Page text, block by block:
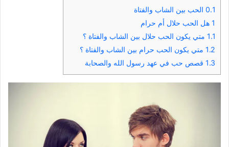
0.1 الحب بين الشاب والفتاة
1 هل الحب حلال أم حرام
1.1 متي يكون الحب حلال بين الشاب والفتاة ؟
1.2 متي يكون الحب حرام بين الشاب والفتاة ؟
1.3 قصص حب في عهد رسول الله والصحابة